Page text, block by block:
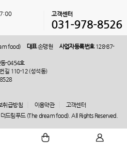
고객센터
031-978-8526
food) 대표손맹현 사업자등록번호128-87-
-0454호
길 110-12 (성석동)
취급방침 이용약관
고객센터
림푸드 (The dream food). All Rights Reserved.